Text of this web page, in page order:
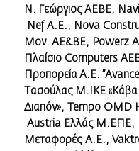
Ν. Γεώργιος ΑΕΒΕ,
NefΑ.Ε., Nova
Μον. ΑΕ&ΒΕ, Powerz
Πλαίσιο Computers
Προπορεία Α.Ε. ”Avance
Τασούλας Μ.ΙΚΕ «Κάβα
Διαπόν»,
Tempo OMD
AustriaΕλλάς Μ.ΕΠΕ,
Μεταφορές A. E.,